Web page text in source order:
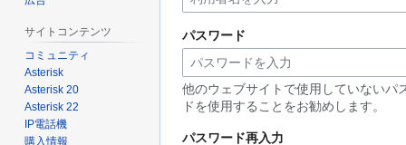
ー
シ
ン
に
移
動
移
動
パスワード
他のウェブサイトで使用していないパ
ドを使用することをお勧めします。
パスワード再入力
サイトコンテンツ
コミュニティ
Asterisk
Asterisk 20
Asterisk 22
IP電話機
購入情報